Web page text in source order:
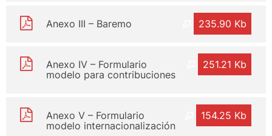
235.90 Kb
Anexo III – Baremo
251.21 Kb
Anexo IV – Formulario
modelo para contribuciones
154.25 Kb
Anexo V – Formulario
modelo internacionalización